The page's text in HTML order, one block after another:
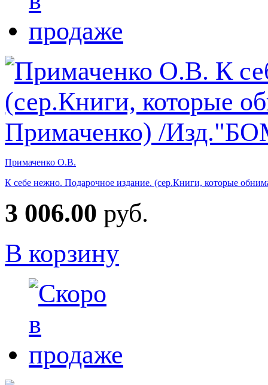
Примаченко О.В.
К себе нежно. Подарочное издание. (сер.Книги, которые
3 006.00 руб.
В корзину